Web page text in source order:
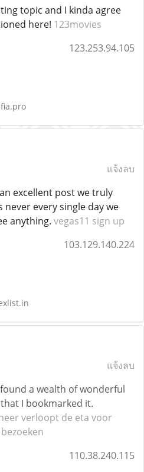
topic and I kinda agree
here! 123movies
123.253.94.105
แจ้งลบ
excellent post we truly
never every single day we
anything. vegas11 sign up
103.129.140.224
แจ้งลบ
a wealth of wonderful
I bookmarked it.
verloopt de eta voor
110.38.240.115